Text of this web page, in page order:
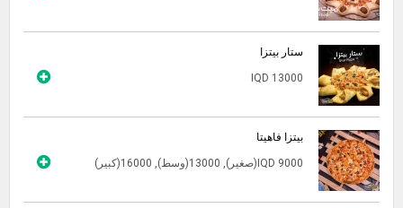
ستار بيتزا
IQD 13000
بيتزا فاهيتا
IQD 9000(صغير), 13000(وسط), 16000(كبير)